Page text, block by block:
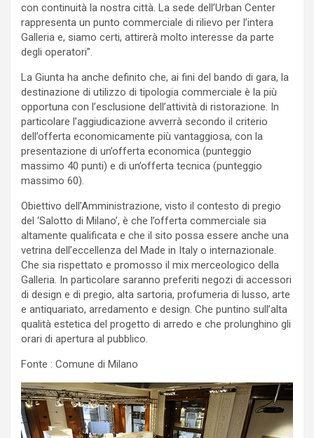
con continuità la nostra città. La sede dell’Urban Center
rappresenta un punto commerciale di rilievo per l’intera
Galleria e, siamo certi, attirerà molto interesse da parte
degli operatori”.
La Giunta ha anche definito che, ai fini del bando di gara, la
destinazione di utilizzo di tipologia commerciale è la più
opportuna con l’esclusione dell’attività di ristorazione. In
particolare l’aggiudicazione avverrà secondo il criterio
dell’offerta economicamente più vantaggiosa, con la
presentazione di un’offerta economica (punteggio
massimo 40 punti) e di un’offerta tecnica (punteggio
massimo 60).
Obiettivo dell’Amministrazione, visto il contesto di pregio
del ‘Salotto di Milano’, è che l’offerta commerciale sia
altamente qualificata e che il sito possa essere anche una
vetrina dell’eccellenza del Made in Italy o internazionale.
Che sia rispettato e promosso il mix merceologico della
Galleria. In particolare saranno preferiti negozi di accessori
di design e di pregio, alta sartoria, profumeria di lusso, arte
e antiquariato, arredamento e design. Che puntino sull’alta
qualità estetica del progetto di arredo e che prolunghino gli
orari di apertura al pubblico.
Fonte : Comune di Milano